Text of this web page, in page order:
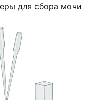
для сбора мочи